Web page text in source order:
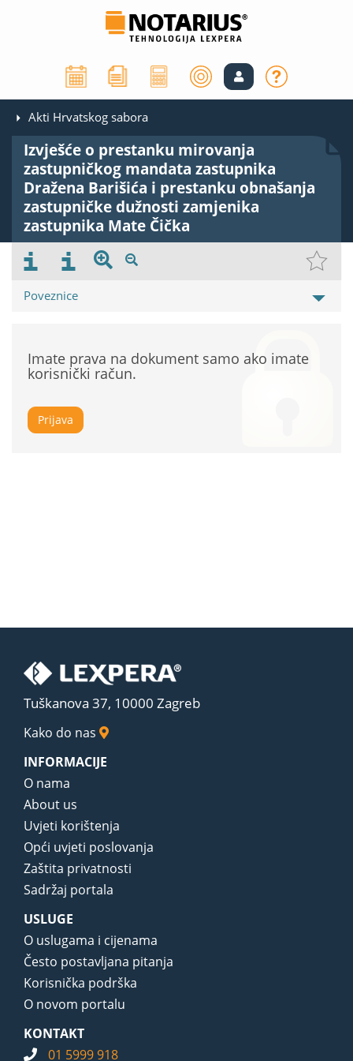
Akti Hrvatskog sabora
Izvješće o prestanku mirovanja
zastupničkog mandata zastupnika
Dražena Barišića i prestanku obnašanja
zastupničke dužnosti zamjenika
zastupnika Mate Čička
Poveznice
Imate prava na dokument samo ako imate
korisnički račun.
Prijava
Tuškanova 37, 10000 Zagreb
Kako do nas
INFORMACIJE
O nama
About us
Uvjeti korištenja
Opći uvjeti poslovanja
Zaštita privatnosti
Sadržaj portala
USLUGE
O uslugama i cijenama
Često postavljana pitanja
Korisnička podrška
O novom portalu
KONTAKT
01 5999 918